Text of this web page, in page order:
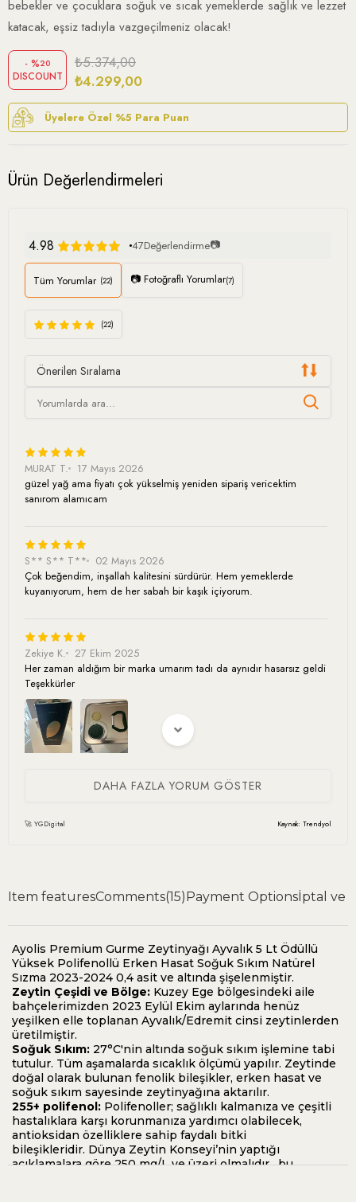
bebekler ve çocuklara soğuk ve sıcak yemeklerde sağlık ve lezzet
katacak, eşsiz tadıyla vazgeçilmeniz olacak!
%20
DISCOUNT
₺5.374,00
₺4.299,00
Üyelere Özel %5 Para Puan
Ürün Değerlendirmeleri
4.98 47Değerlendirme📷
Tüm Yorumlar (22) 📷 Fotoğraflı Yorumlar(7)
(22)
Önerilen Sıralama
MURAT T.
17 Mayıs 2026
güzel yağ ama fiyatı çok yükselmiş yeniden sipariş vericektim
sanırom alamıcam
S** S** T**
02 Mayıs 2026
Çok beğendim, inşallah kalitesini sürdürür. Hem yemeklerde
kuyanıyorum, hem de her sabah bir kaşık içiyorum.
Zekiye K.
27 Ekim 2025
Her zaman aldığım bir marka umarım tadı da aynıdır hasarsız geldi
Teşekkürler
iki ay önce 500ml denemek icin almıştım çok beğendim şimdi 5 lt
S** K** 12 Eylül 2025
DAHA FAZLA YORUM GÖSTER
🚀 YGDigital Kaynak: Trendyol
Item featuresComments(15)Payment Optionsİptal ve
Ayolis Premium Gurme Zeytinyağı Ayvalık 5 Lt Ödüllü
Yüksek Polifenollü Erken Hasat Soğuk Sıkım Natürel
Sızma 2023-2024 0,4 asit ve altında şişelenmiştir.
Zeytin Çeşidi ve Bölge: Kuzey Ege bölgesindeki aile
bahçelerimizden 2023 Eylül Ekim aylarında henüz
yeşilken elle toplanan Ayvalık/Edremit cinsi zeytinlerden
üretilmiştir.
Soğuk Sıkım: 27°C'nin altında soğuk sıkım işlemine tabi
tutulur. Tüm aşamalarda sıcaklık ölçümü yapılır. Zeytinde
doğal olarak bulunan fenolik bileşikler, erken hasat ve
soğuk sıkım sayesinde zeytinyağına aktarılır.
255+ polifenol: Polifenoller; sağlıklı kalmanıza ve çeşitli
hastalıklara karşı korunmanıza yardımcı olabilecek,
antioksidan özelliklere sahip faydalı bitki
bileşikleridir. Dünya Zeytin Konseyi’nin yaptığı
açıklamalara göre 250 mg/L ve üzeri olmalıdır, bu